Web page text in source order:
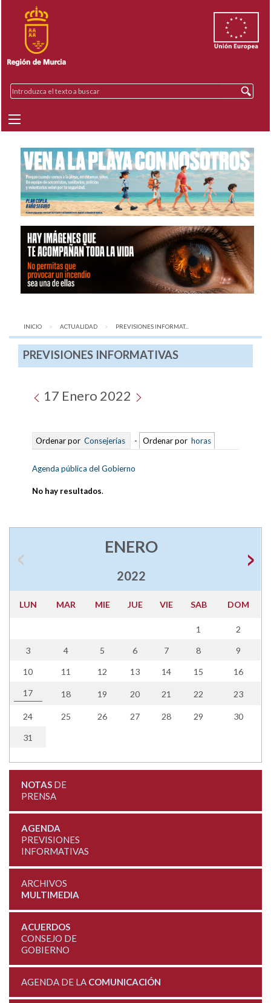
INICIO ACTUALIDAD AQUÍ:
PREVISIONES INFORMAT...
PREVISIONES INFORMATIVAS
17 Enero 2022
Ordenar por Consejerías - Ordenar por horas
Agenda pública del Gobierno
No hay resultados.
ENERO
2022
LUN MAR MIE JUE VIE SAB DOM
1 2
3 4 5 6 7 8 9
10 11 12 13 14 15 16
17 18 19 20 21 22 23
24 25 26 27 28 29 30
31
NOTASDE
PRENSA
AGENDA
PREVISIONES
INFORMATIVAS
ARCHIVOS
MULTIMEDIA
ACUERDOS
CONSEJO DE
GOBIERNO
AGENDA DE LA COMUNICACIÓN